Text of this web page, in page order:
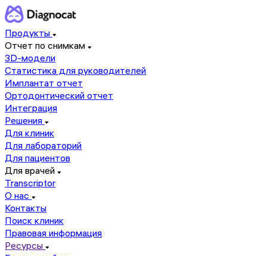
Продукты
Отчет по снимкам
3D-модели
Статистика для руководителей
Имплантат отчет
Ортодонтический отчет
Интеграция
Решения
Для клиник
Для лабораторий
Для пациентов
Для врачей
Transcriptor
О нас
Контакты
Поиск клиник
Правовая информация
Ресурсы